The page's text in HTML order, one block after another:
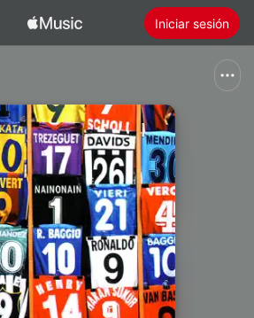
Iniciar sesión
Instalar Apple Music